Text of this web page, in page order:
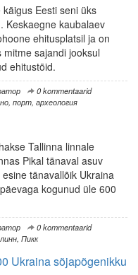
Eesti seni üks
Keskaegne kaubalaev
ehitusplatsil ja on
sajandi jooksul
ehitustöid.
0 kommentaarid
, порт, археология
Tallinna linnale
Pikal tänaval asuv
tänavallõik Ukraina
kogunud üle 600
0 kommentaarid
, Пикк
Ukraina sõjapõgenikku